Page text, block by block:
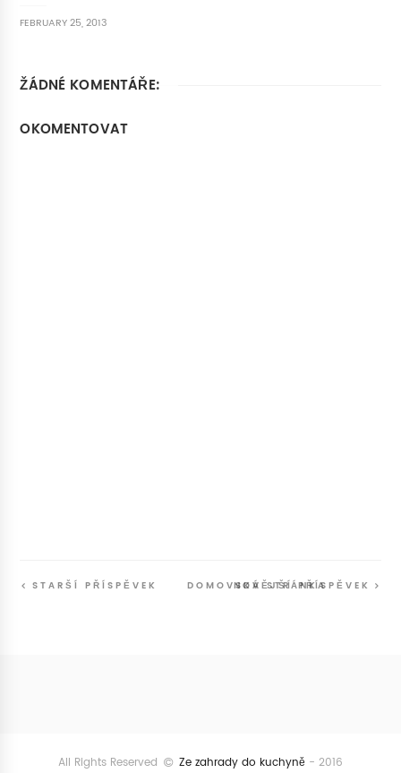
FEBRUARY 25, 2013
ŽÁDNÉ KOMENTÁŘE:
OKOMENTOVAT
NOVĚJŠÍ PŘÍSPĚVEK
STARŠÍ PŘÍSPĚVEK DOMOVSKÁ STRÁNKA
All Rights Reserved Ze zahrady do kuchyně - 2016